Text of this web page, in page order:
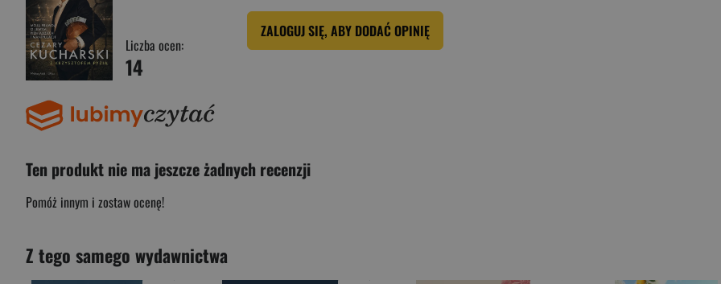
Liczba ocen:
14
ZALOGUJ SIĘ, ABY DODAĆ OPINIĘ
Ten produkt nie ma jeszcze żadnych recenzji
Pomóż innym i zostaw ocenę!
Z tego samego wydawnictwa